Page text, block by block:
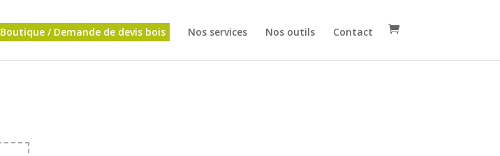
Boutique / Demande de devis bois Nos services Nos outils Contact